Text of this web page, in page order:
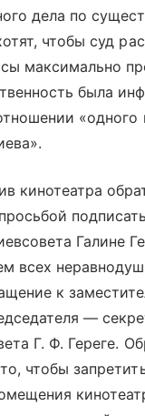
дела по
чтобы суд
максимально
была
«одного
кинотеатра
Галине
всех
к
—
Г. Ф. Гереге.
чтобы